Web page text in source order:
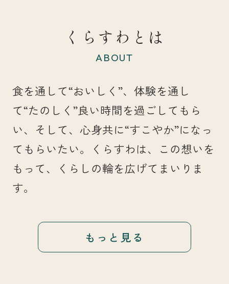
くらすわとは
ABOUT
食を通して“おいしく”、体験を通し
て“たのしく”良い時間を過ごしてもら
い、そして、心身共に“すこやか”になっ
てもらいたい。くらすわは、この想いを
もって、くらしの輪を広げてまいりま
す。
もっと見る